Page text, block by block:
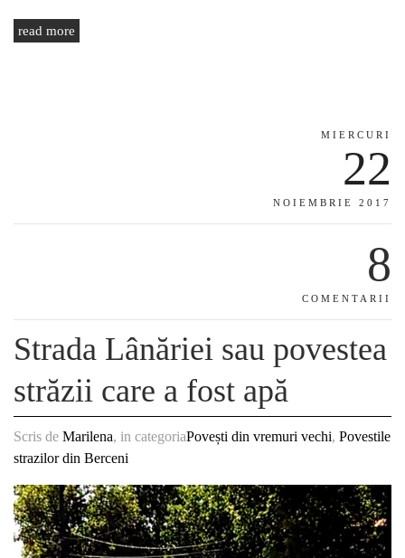
read more
MIERCURI
22
NOIEMBRIE 2017
8
COMENTARII
Strada Lânăriei sau povestea
străzii care a fost apă
Scris de Marilena, in categoriaPovești din vremuri vechi, Povestile
strazilor din Berceni